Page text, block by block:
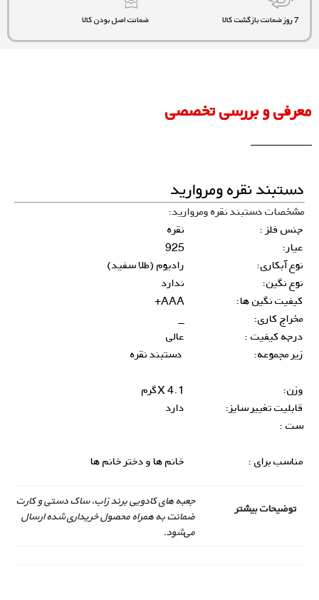
7 روز ضمانت بازگشت کالا ضمانت اصل بودن کالا
معرفی و بررسی تخصصی
دستبند نقره ومروارید
مشخصات دستبند نقره ومروارید:
جنس فلز :
نقره
عیار:
925
نوع آبکاری:
رادیوم (طلا سفید)
نوع نگین:
ندارد
کیفیت نگین ها:
AAA+
مخراج کاری:
درجه کیفیت :
عالی
زیر مجموعه:
دستبند نقره
وزن:
4.1 Xگرم
قابلیت تغییر سایز:
دارد
ست :
مناسب برای : خانم ها و دختر خانم ها
توضیحات بیشتر
جعبه های کادویی برند زاب، ساک دستی و کارت
ضمانت به همراه محصول خریداری شده ارسال
می‌شود.